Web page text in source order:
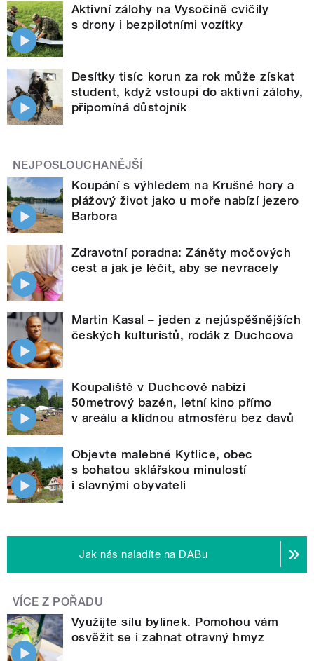
Aktivní zálohy na Vysočině cvičily
s drony i bezpilotními vozítky
Desítky tisíc korun za rok může získat
student, když vstoupí do aktivní zálohy,
připomíná důstojník
NEJPOSLOUCHANĚJŠÍ
Koupání s výhledem na Krušné hory a
plážový život jako u moře nabízí jezero
Barbora
Zdravotní poradna: Záněty močových
cest a jak je léčit, aby se nevracely
Martin Kasal – jeden z nejúspěšnějších
českých kulturistů, rodák z Duchcova
Koupaliště v Duchcově nabízí
50metrový bazén, letní kino přímo
v areálu a klidnou atmosféru bez davů
Objevte malebné Kytlice, obec
s bohatou sklářskou minulostí
i slavnými obyvateli
Jak nás naladíte na DABu
VÍCE Z POŘADU
Využijte sílu bylinek. Pomohou vám
osvěžit se i zahnat otravný hmyz